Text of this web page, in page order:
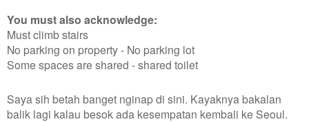
You must also acknowledge:
Must climb stairs
No parking on property - No parking lot
Some spaces are shared - shared toilet
Saya sih betah banget nginap di sini. Kayaknya bakalan
balik lagi kalau besok ada kesempatan kembali ke Seoul.